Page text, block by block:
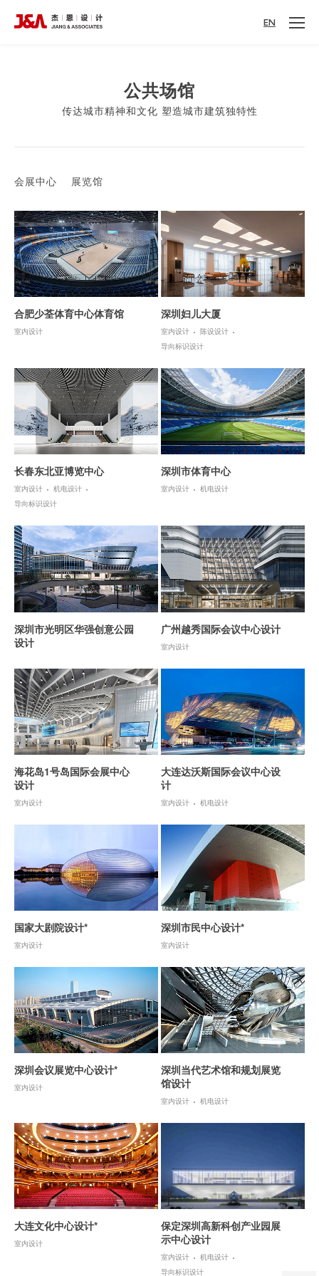
EN
公共场馆
传达城市精神和文化 塑造城市建筑独特性
会展中心 展览馆
合肥少荃体育中心体育馆
室内设计
深圳妇儿大厦
室内设计
陈设设计
导向标识设计
长春东北亚博览中心
室内设计
机电设计
导向标识设计
深圳市体育中心
室内设计 机电设计
深圳市光明区华强创意公园
设计
广州越秀国际会议中心设计
室内设计
海花岛1号岛国际会展中心
设计
室内设计
大连达沃斯国际会议中心设
计
室内设计 机电设计
国家大剧院设计*
室内设计
深圳市民中心设计*
室内设计
深圳会议展览中心设计*
室内设计
深圳当代艺术馆和规划展览
馆设计
室内设计 机电设计
大连文化中心设计*
室内设计
保定深圳高新科创产业园展
示中心设计
室内设计
机电设计
导向标识设计